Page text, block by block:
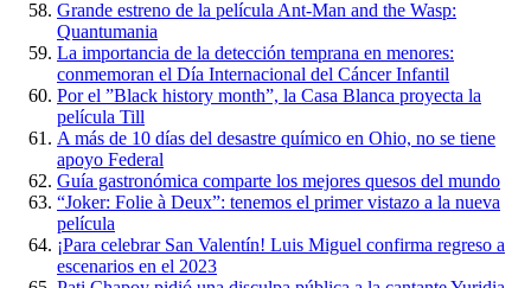
Grande estreno de la película Ant-Man and the Wasp:
Quantumania
La importancia de la detección temprana en menores:
conmemoran el Día Internacional del Cáncer Infantil
Por el ”Black history month”, la Casa Blanca proyecta la
película Till
A más de 10 días del desastre químico en Ohio, no se tiene
apoyo Federal
Guía gastronómica comparte los mejores quesos del mundo
“Joker: Folie à Deux”: tenemos el primer vistazo a la nueva
película
¡Para celebrar San Valentín! Luis Miguel confirma regreso a
escenarios en el 2023